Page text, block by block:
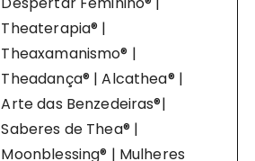
Theaterapia® |
Theaxamanismo® |
Theadança® | Alcathea® |
Arte das Benzedeiras®|
Saberes de Thea® |
Moonblessing® | Mulheres